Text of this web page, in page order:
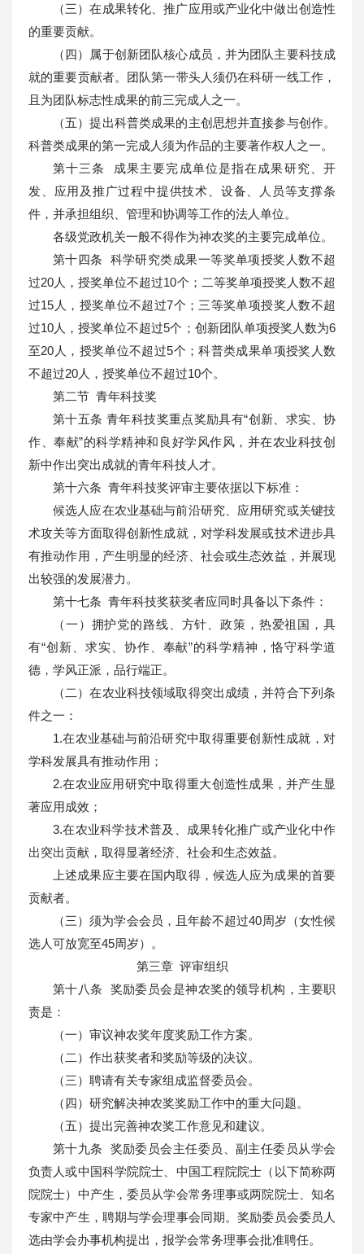
（三）在成果转化、推广应用或产业化中做出创造性
的重要贡献。
（四）属于创新团队核心成员，并为团队主要科技成
就的重要贡献者。团队第一带头人须仍在科研一线工作，
且为团队标志性成果的前三完成人之一。
（五）提出科普类成果的主创思想并直接参与创作。
科普类成果的第一完成人须为作品的主要著作权人之一。
第十三条 成果主要完成单位是指在成果研究、开
发、应用及推广过程中提供技术、设备、人员等支撑条
件，并承担组织、管理和协调等工作的法人单位。
各级党政机关一般不得作为神农奖的主要完成单位。
第十四条 科学研究类成果一等奖单项授奖人数不超
过20人，授奖单位不超过10个；二等奖单项授奖人数不超
过15人，授奖单位不超过7个；三等奖单项授奖人数不超
过10人，授奖单位不超过5个；创新团队单项授奖人数为6
至20人，授奖单位不超过5个；科普类成果单项授奖人数
不超过20人，授奖单位不超过10个。
第二节 青年科技奖
第十五条 青年科技奖重点奖励具有“创新、求实、协
作、奉献”的科学精神和良好学风作风，并在农业科技创
新中作出突出成就的青年科技人才。
第十六条 青年科技奖评审主要依据以下标准：
候选人应在农业基础与前沿研究、应用研究或关键技
术攻关等方面取得创新性成就，对学科发展或技术进步具
有推动作用，产生明显的经济、社会或生态效益，并展现
出较强的发展潜力。
第十七条 青年科技奖获奖者应同时具备以下条件：
（一）拥护党的路线、方针、政策，热爱祖国，具
有“创新、求实、协作、奉献”的科学精神，恪守科学道
德，学风正派，品行端正。
（二）在农业科技领域取得突出成绩，并符合下列条
件之一：
1.在农业基础与前沿研究中取得重要创新性成就，对
学科发展具有推动作用；
2.在农业应用研究中取得重大创造性成果，并产生显
著应用成效；
3.在农业科学技术普及、成果转化推广或产业化中作
出突出贡献，取得显著经济、社会和生态效益。
上述成果应主要在国内取得，候选人应为成果的首要
贡献者。
（三）须为学会会员，且年龄不超过40周岁（女性候
选人可放宽至45周岁）。
第三章 评审组织
第十八条 奖励委员会是神农奖的领导机构，主要职
责是：
（一）审议神农奖年度奖励工作方案。
（二）作出获奖者和奖励等级的决议。
（三）聘请有关专家组成监督委员会。
（四）研究解决神农奖奖励工作中的重大问题。
（五）提出完善神农奖工作意见和建议。
第十九条 奖励委员会主任委员、副主任委员从学会
负责人或中国科学院院士、中国工程院院士（以下简称两
院院士）中产生，委员从学会常务理事或两院院士、知名
专家中产生，聘期与学会理事会同期。奖励委员会委员人
选由学会办事机构提出，报学会常务理事会批准聘任。